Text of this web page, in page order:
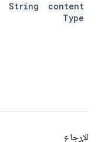
content
Type
String
الإرجاع